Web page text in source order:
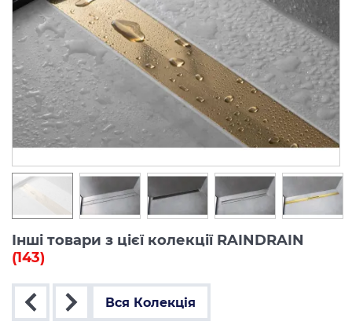
Інші товари з цієї колекції RAINDRAIN
(143)
Вся Колекція